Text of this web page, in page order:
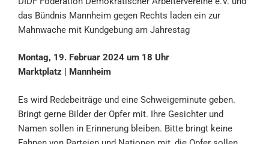
das Bündnis Mannheim gegen Rechts laden ein zur
Mahnwache mit Kundgebung am Jahrestag
Montag, 19. Februar 2024 um 18 Uhr
Marktplatz | Mannheim
Es wird Redebeiträge und eine Schweigeminute geben.
Bringt gerne Bilder der Opfer mit. Ihre Gesichter und
Namen sollen in Erinnerung bleiben. Bitte bringt keine